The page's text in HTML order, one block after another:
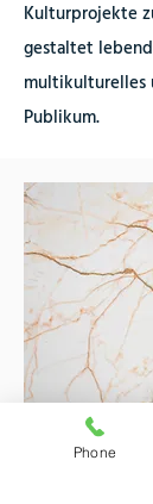
Kulturprojekte
gestaltet
multikulturelles
Publikum.
Phone